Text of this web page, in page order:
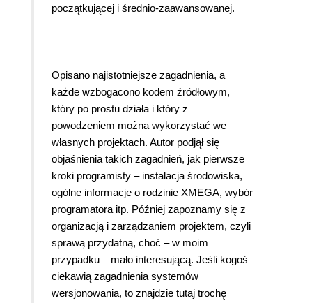
początkującej i średnio-zaawansowanej.
Opisano najistotniejsze zagadnienia, a
każde wzbogacono kodem źródłowym,
który po prostu działa i który z
powodzeniem można wykorzystać we
własnych projektach. Autor podjął się
objaśnienia takich zagadnień, jak pierwsze
kroki programisty – instalacja środowiska,
ogólne informacje o rodzinie XMEGA, wybór
programatora itp. Później zapoznamy się z
organizacją i zarządzaniem projektem, czyli
sprawą przydatną, choć – w moim
przypadku – mało interesującą. Jeśli kogoś
ciekawią zagadnienia systemów
wersjonowania, to znajdzie tutaj trochę